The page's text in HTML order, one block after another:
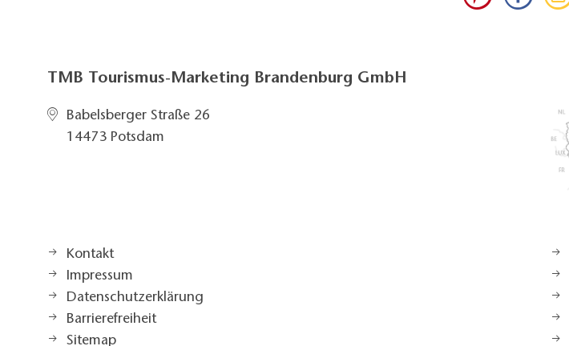
TMB Tourismus-Marketing Brandenburg GmbH
Babelsberger Straße 26
14473 Potsdam
Kontakt
Impressum
Datenschutzerklärung
Barrierefreiheit
Sitemap